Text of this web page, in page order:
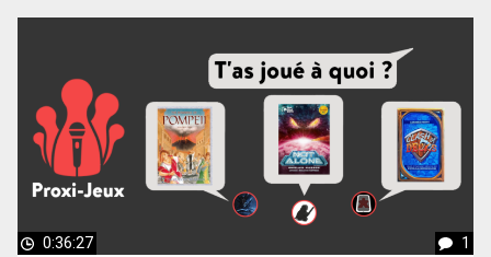
0:36:27 1